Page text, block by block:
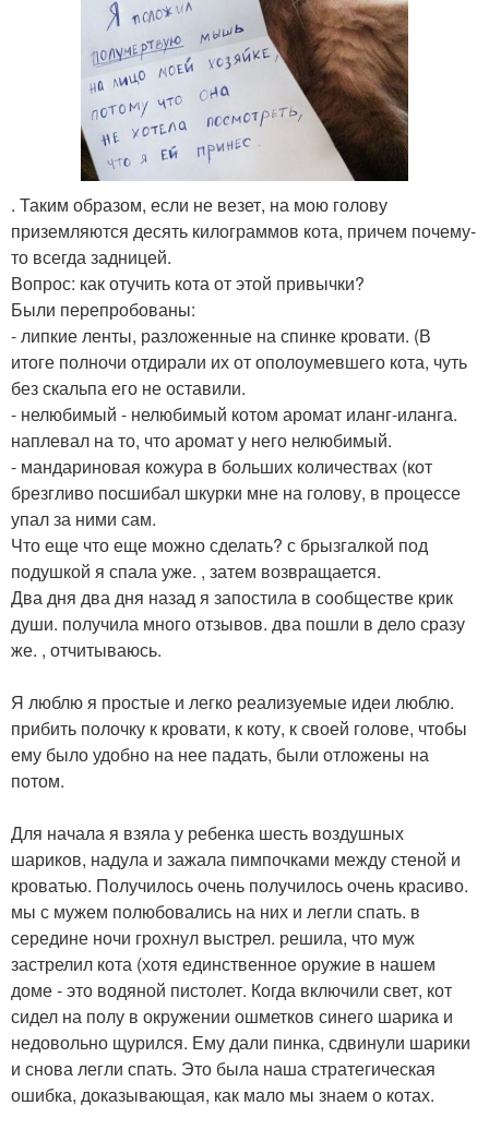
. Таким образом, если не везет, на мою голову
приземляются десять килограммов кота, причем почему-
то всегда задницей.
Вопрос: как отучить кота от этой привычки?
Были перепробованы:
- липкие ленты, разложенные на спинке кровати. (В
итоге полночи отдирали их от ополоумевшего кота, чуть
без скальпа его не оставили.
- нелюбимый - нелюбимый котом аромат иланг-иланга.
наплевал на то, что аромат у него нелюбимый.
- мандариновая кожура в больших количествах (кот
брезгливо посшибал шкурки мне на голову, в процессе
упал за ними сам.
Что еще что еще можно сделать? с брызгалкой под
подушкой я спала уже. , затем возвращается.
Два дня два дня назад я запостила в сообществе крик
души. получила много отзывов. два пошли в дело сразу
же. , отчитываюсь.
Я люблю я простые и легко реализуемые идеи люблю.
прибить полочку к кровати, к коту, к своей голове, чтобы
ему было удобно на нее падать, были отложены на
потом.
Для начала я взяла у ребенка шесть воздушных
шариков, надула и зажала пимпочками между стеной и
кроватью. Получилось очень получилось очень красиво.
мы с мужем полюбовались на них и легли спать. в
середине ночи грохнул выстрел. решила, что муж
застрелил кота (хотя единственное оружие в нашем
доме - это водяной пистолет. Когда включили свет, кот
сидел на полу в окружении ошметков синего шарика и
недовольно щурился. Ему дали пинка, сдвинули шарики
и снова легли спать. Это была наша стратегическая
ошибка, доказывающая, как мало мы знаем о котах.